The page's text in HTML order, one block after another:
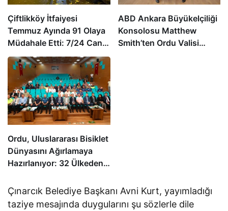
Çiftlikköy İtfaiyesi
Temmuz Ayında 91 Olaya
Müdahale Etti: 7/24 Can
ve Mal Güvenliği İçin
Görev Başında
ABD Ankara Büyükelçiliği
Konsolosu Matthew
Smith’ten Ordu Valisi
Ordu, Uluslararası Bisiklet
Dünyasını Ağırlamaya
Hazırlanıyor: 32 Ülkeden
Karadeniz’de Pedal
Çevirecek
Çınarcık Belediye Başkanı Avni Kurt, yayımladığı
taziye mesajında duygularını şu sözlerle dile